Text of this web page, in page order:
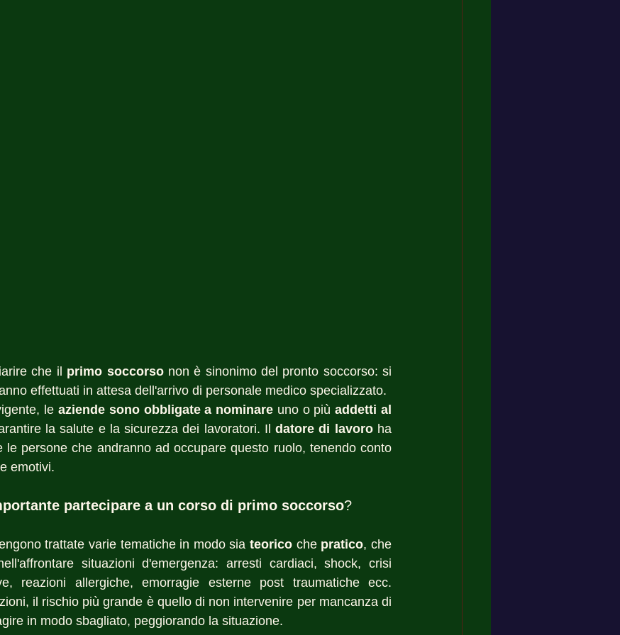
che il primo soccorso non è sinonimo del pronto soccorso: si
effettuati in attesa dell'arrivo di personale medico specializzato.
le aziende sono obbligate a nominare uno o più addetti al
la salute e la sicurezza dei lavoratori. Il datore di lavoro ha
le persone che andranno ad occupare questo ruolo, tenendo conto
emotivi.
partecipare a un corso di primo soccorso?
trattate varie tematiche in modo sia teorico che pratico, che
situazioni d'emergenza: arresti cardiaci, shock, crisi
reazioni allergiche, emorragie esterne post traumatiche ecc.
il rischio più grande è quello di non intervenire per mancanza di
in modo sbagliato, peggiorando la situazione.